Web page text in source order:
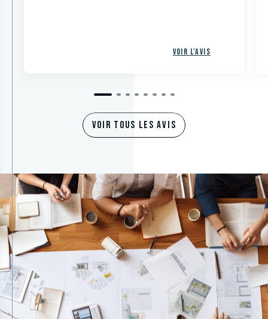
Voir l'avis
VOIR TOUS LES AVIS